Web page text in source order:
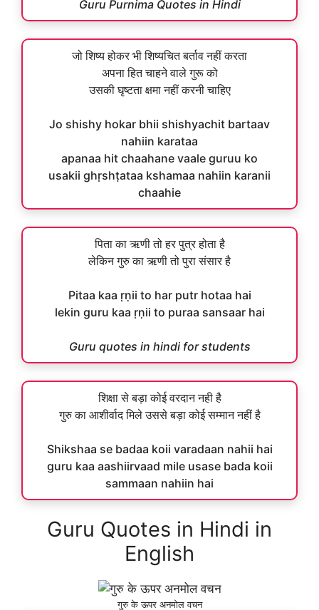
Guru Purnima Quotes in Hindi
जो शिष्य होकर भी शिष्यचित बर्ताव नहीं करता
अपना हित चाहने वाले गुरू को
उसकी घृष्टता क्षमा नहीं करनी चाहिए
Jo shishy hokar bhii shishyachit bartaav
nahiin karataa
apanaa hit chaahane vaale guruu ko
usakii ghṛshṭataa kshamaa nahiin karanii
chaahie
पिता का ऋणी तो हर पुत्र होता है
लेकिन गुरु का ऋणी तो पुरा संसार है
Pitaa kaa ṛṇii to har putr hotaa hai
lekin guru kaa ṛṇii to puraa sansaar hai
Guru quotes in hindi for students
शिक्षा से बड़ा कोई वरदान नही है
गुरु का आशीर्वाद मिले उससे बड़ा कोई सम्मान नहीं है
Shikshaa se badaa koii varadaan nahii hai
guru kaa aashiirvaad mile usase bada koii
sammaan nahiin hai
Guru Quotes in Hindi in
English
गुरु के ऊपर अनमोल वचन